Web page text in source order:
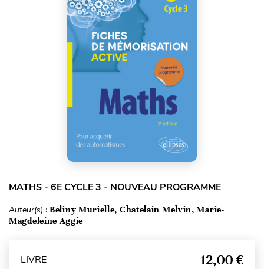
MATHS - 6E CYCLE 3 - NOUVEAU PROGRAMME
Auteur(s) : Beliny Murielle, Chatelain Melvin, Marie-
Magdeleine Aggie
LIVRE 12,00 €